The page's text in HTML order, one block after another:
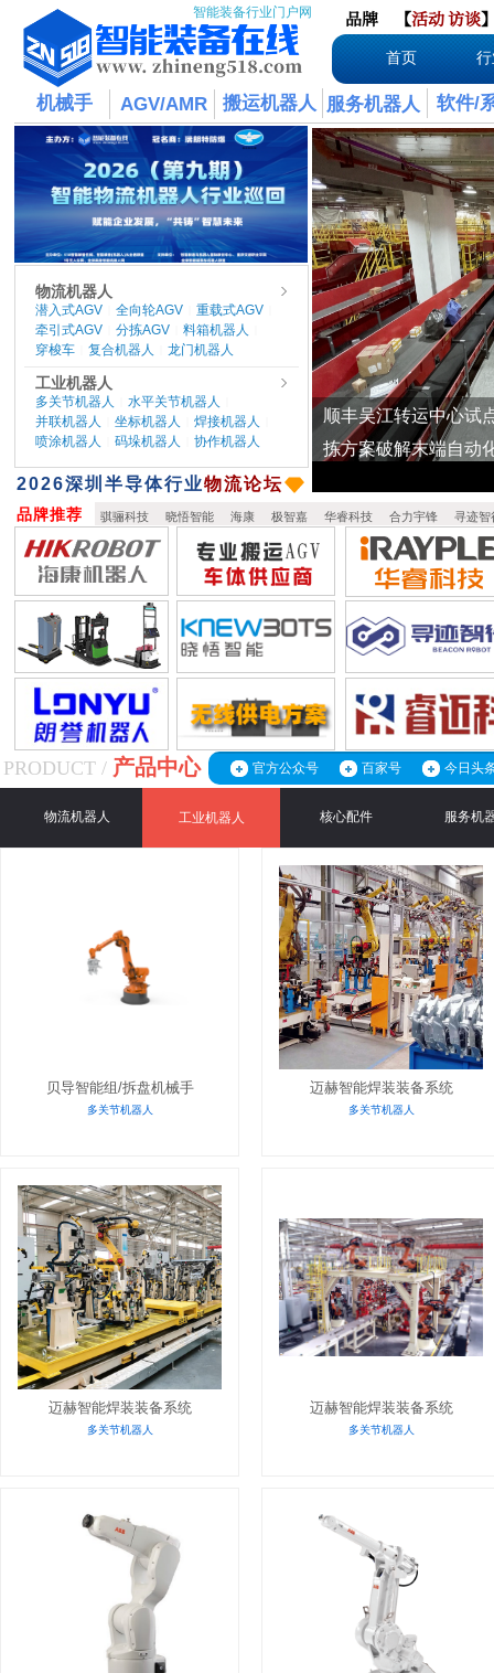
智能装备行业门户网 品牌 【活动访谈
首页
机械手 软件/
搬运机器人 服务机器人
AGV/AMR
物流机器人
潜入式AGV 全向轮AGV 重载式AGV
牵引式AGV 分拣AGV 料箱机器人
穿梭车 复合机器人 龙门机器人
工业机器人
多关节机器人 水平关节机器人
并联机器人 坐标机器人 焊接机器人
喷涂机器人 码垛机器人 协作机器人
​2026深圳半导体行业物流论坛
骐骊科技 晓悟智能 海康 极智嘉 华睿科技 合力宇锋 寻迹智
品牌推荐
PRODUCT / 产品中心 官方公众号 百家号 今日头
物流机器人 工业机器人 核心配件 服务机
贝导智能组/拆盘机械手
多关节机器人
迈赫智能焊装装备系统
多关节机器人
迈赫智能焊装装备系统
多关节机器人
迈赫智能焊装装备系统
多关节机器人